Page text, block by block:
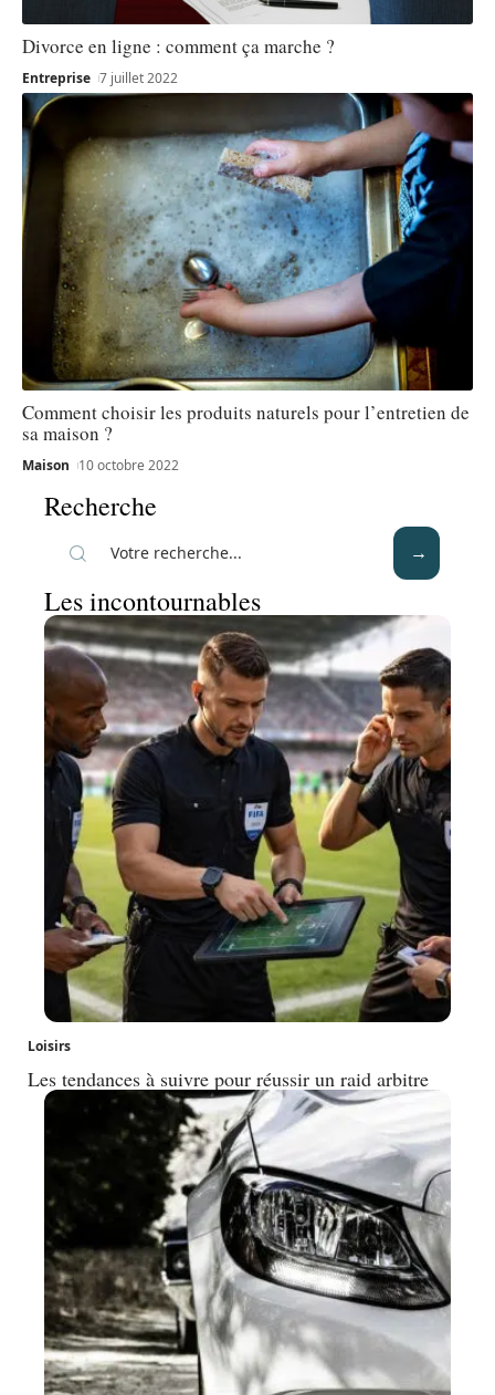
Divorce en ligne : comment ça marche ?
Entreprise 7 juillet 2022
Comment choisir les produits naturels pour l’entretien de
sa maison ?
Maison 10 octobre 2022
Recherche
Les incontournables
Loisirs
Les tendances à suivre pour réussir un raid arbitre